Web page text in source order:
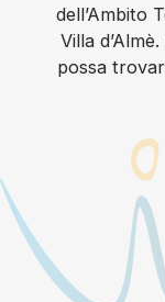
dell’Ambito
Villa
possa